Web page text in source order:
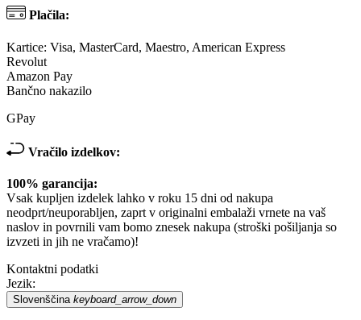
Plačila:
Kartice: Visa, MasterCard, Maestro, American Express
Revolut
Amazon Pay
Bančno nakazilo
GPay
Vračilo izdelkov:
100% garancija:
Vsak kupljen izdelek lahko v roku 15 dni od nakupa
neodprt/neuporabljen, zaprt v originalni embalaži vrnete na vaš
naslov in povrnili vam bomo znesek nakupa (stroški pošiljanja so
izvzeti in jih ne vračamo)!
Kontaktni podatki
Jezik:
Slovenščina keyboard_arrow_down